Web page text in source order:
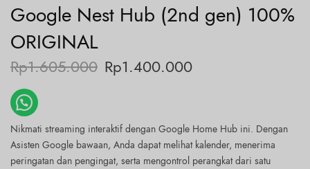
Google Nest Hub (2nd gen) 100%
ORIGINAL
Rp1.605.000 Rp1.400.000
Nikmati streaming interaktif dengan Google Home Hub ini. Dengan
Asisten Google bawaan, Anda dapat melihat kalender, menerima
peringatan dan pengingat, serta mengontrol perangkat dari satu